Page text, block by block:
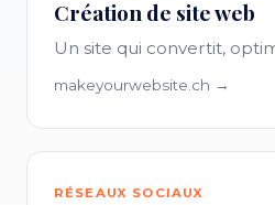
Création de site web
Un site qui convertit,
makeyourwebsite.ch →
RÉSEAUX SOCIAUX